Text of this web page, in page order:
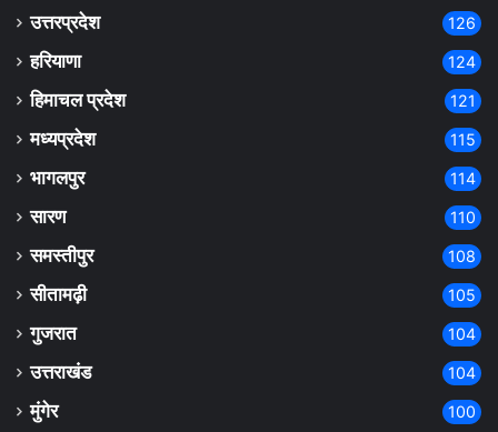
उत्तरप्रदेश 126
हरियाणा 124
हिमाचल प्रदेश 121
मध्यप्रदेश 115
भागलपुर 114
सारण 110
समस्तीपुर 108
सीतामढ़ी 105
गुजरात 104
उत्तराखंड 104
मुंगेर 100